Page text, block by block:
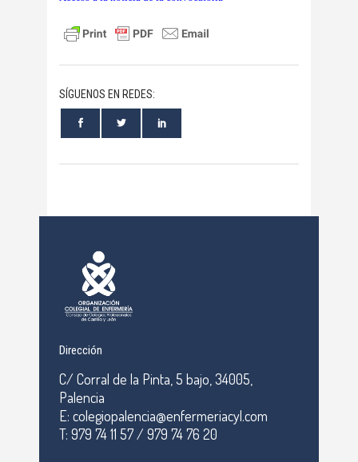
SÍGUENOS EN REDES:
Dirección
C/ Corral de la Pinta, 5 bajo, 34005,
Palencia
E: colegiopalencia@enfermeriacyl.com
T: 979 74 11 57 / 979 74 76 20